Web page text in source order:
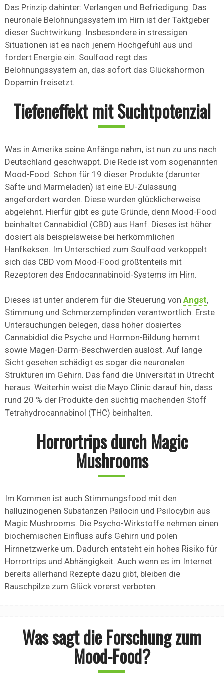
Das Prinzip dahinter: Verlangen und Befriedigung. Das
neuronale Belohnungssystem im Hirn ist der Taktgeber
dieser Suchtwirkung. Insbesondere in stressigen
Situationen ist es nach jenem Hochgefühl aus und
fordert Energie ein. Soulfood regt das
Belohnungssystem an, das sofort das Glückshormon
Dopamin freisetzt.
Tiefeneffekt mit Suchtpotenzial
Was in Amerika seine Anfänge nahm, ist nun zu uns nach
Deutschland geschwappt. Die Rede ist vom sogenannten
Mood-Food. Schon für 19 dieser Produkte (darunter
Säfte und Marmeladen) ist eine EU-Zulassung
angefordert worden. Diese wurden glücklicherweise
abgelehnt. Hierfür gibt es gute Gründe, denn Mood-Food
beinhaltet Cannabidiol (CBD) aus Hanf. Dieses ist höher
dosiert als beispielsweise bei herkömmlichen
Hanfkeksen. Im Unterschied zum Soulfood verkoppelt
sich das CBD vom Mood-Food größtenteils mit
Rezeptoren des Endocannabinoid-Systems im Hirn.
Dieses ist unter anderem für die Steuerung von Angst,
Stimmung und Schmerzempfinden verantwortlich. Erste
Untersuchungen belegen, dass höher dosiertes
Cannabidiol die Psyche und Hormon-Bildung hemmt
sowie Magen-Darm-Beschwerden auslöst. Auf lange
Sicht gesehen schädigt es sogar die neuronalen
Strukturen im Gehirn. Das fand die Universität in Utrecht
heraus. Weiterhin weist die Mayo Clinic darauf hin, dass
rund 20 % der Produkte den süchtig machenden Stoff
Tetrahydrocannabinol (THC) beinhalten.
Horrortrips durch Magic
Mushrooms
Im Kommen ist auch Stimmungsfood mit den
halluzinogenen Substanzen Psilocin und Psilocybin aus
Magic Mushrooms. Die Psycho-Wirkstoffe nehmen einen
biochemischen Einfluss aufs Gehirn und polen
Hirnnetzwerke um. Dadurch entsteht ein hohes Risiko für
Horrortrips und Abhängigkeit. Auch wenn es im Internet
bereits allerhand Rezepte dazu gibt, bleiben die
Rauschpilze zum Glück vorerst verboten.
Was sagt die Forschung zum
Mood-Food?